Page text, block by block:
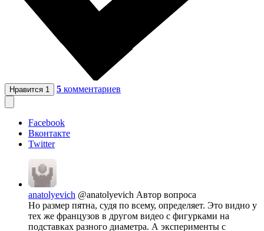
Нравится 1 5 комментариев
Facebook
Вконтакте
Twitter
anatolyevich @anatolyevich Автор вопроса
Но размер пятна, судя по всему, определяет. Это видно у
тех же французов в другом видео с фигурками на
подставках разного диаметра. А эксперименты с